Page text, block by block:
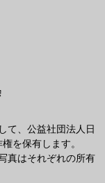
て、公益社団法人日
を保有します。
真はそれぞれの所有